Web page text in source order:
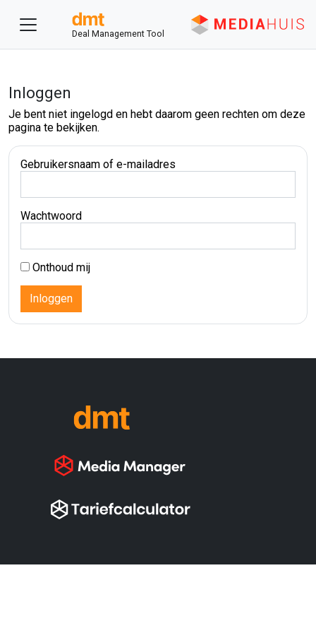
Deal Management Tool
Inloggen
Je bent niet ingelogd en hebt daarom geen rechten om deze
pagina te bekijken.
Gebruikersnaam of e-mailadres
Wachtwoord
Onthoud mij